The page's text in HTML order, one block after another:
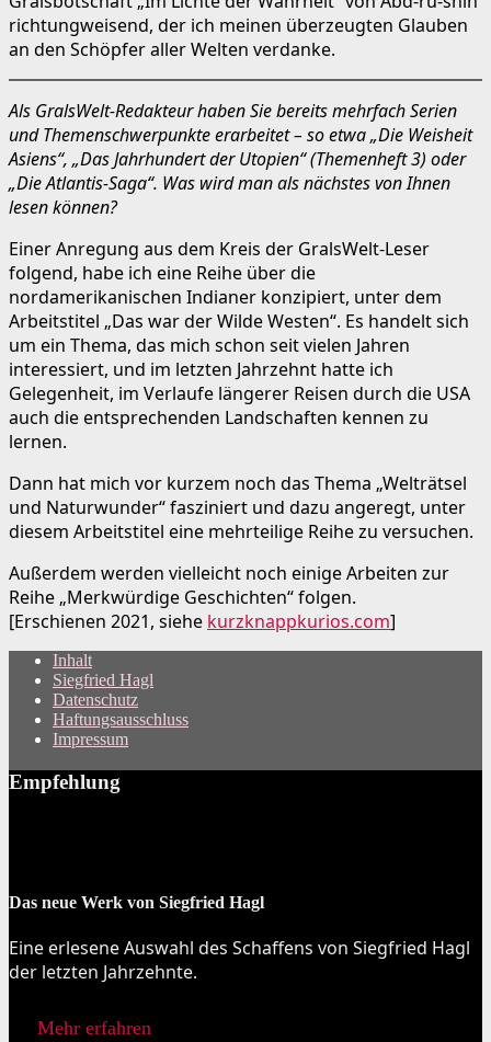
richtungweisend, der ich meinen überzeugten Glauben
an den Schöpfer aller Welten verdanke.
Als GralsWelt-Redakteur haben Sie bereits mehrfach Serien
und Themenschwerpunkte erarbeitet – so etwa „Die Weisheit
Asiens“, „Das Jahrhundert der Utopien“ (Themenheft 3) oder
„Die Atlantis-Saga“. Was wird man als nächstes von Ihnen
lesen können?
Einer Anregung aus dem Kreis der GralsWelt-Leser
folgend, habe ich eine Reihe über die
nordamerikanischen Indianer konzipiert, unter dem
Arbeitstitel „Das war der Wilde Westen“. Es handelt sich
um ein Thema, das mich schon seit vielen Jahren
interessiert, und im letzten Jahrzehnt hatte ich
Gelegenheit, im Verlaufe längerer Reisen durch die USA
auch die entsprechenden Landschaften kennen zu
lernen.
Dann hat mich vor kurzem noch das Thema „Welträtsel
und Naturwunder“ fasziniert und dazu angeregt, unter
diesem Arbeitstitel eine mehrteilige Reihe zu versuchen.
Außerdem werden vielleicht noch einige Arbeiten zur
Reihe „Merkwürdige Geschichten“ folgen.
[Erschienen 2021, siehe kurzknappkurios.com]
Inhalt
Siegfried Hagl
Datenschutz
Haftungsausschluss
Impressum
Empfehlung
Das neue Werk von Siegfried Hagl
Eine erlesene Auswahl des Schaffens von Siegfried Hagl
der letzten Jahrzehnte.
Mehr erfahren